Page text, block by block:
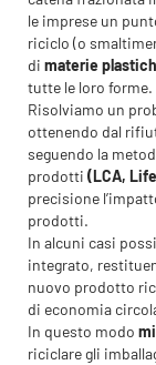
le imprese un
riciclo (o
di materie
tutte le loro forme.
Risolviamo un
ottenendo dal
seguendo la
prodotti (LCA,
precisione
prodotti.
In alcuni casi
integrato,
nuovo prodotto
di economia
In questo modo
riciclare gli